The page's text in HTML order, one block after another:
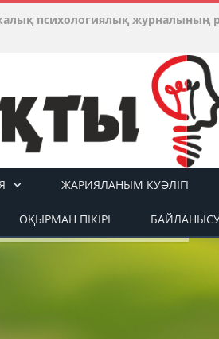
психологиялық журналының
ЖАРИЯЛАНЫМ КУӘЛІГІ
ОҚЫРМАН ПІКІРІ